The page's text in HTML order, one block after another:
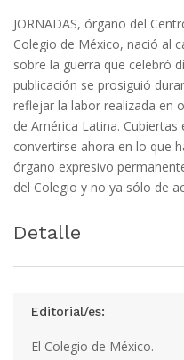
JORNADAS, órgano del
Colegio de México, nació al
sobre la guerra que celebró
publicación se prosiguió
reflejar la labor realizada en
de América Latina. Cubiertas
convertirse ahora en lo que
órgano expresivo
del Colegio y no ya sólo de
Detalle
Editorial/es:
El Colegio de México.